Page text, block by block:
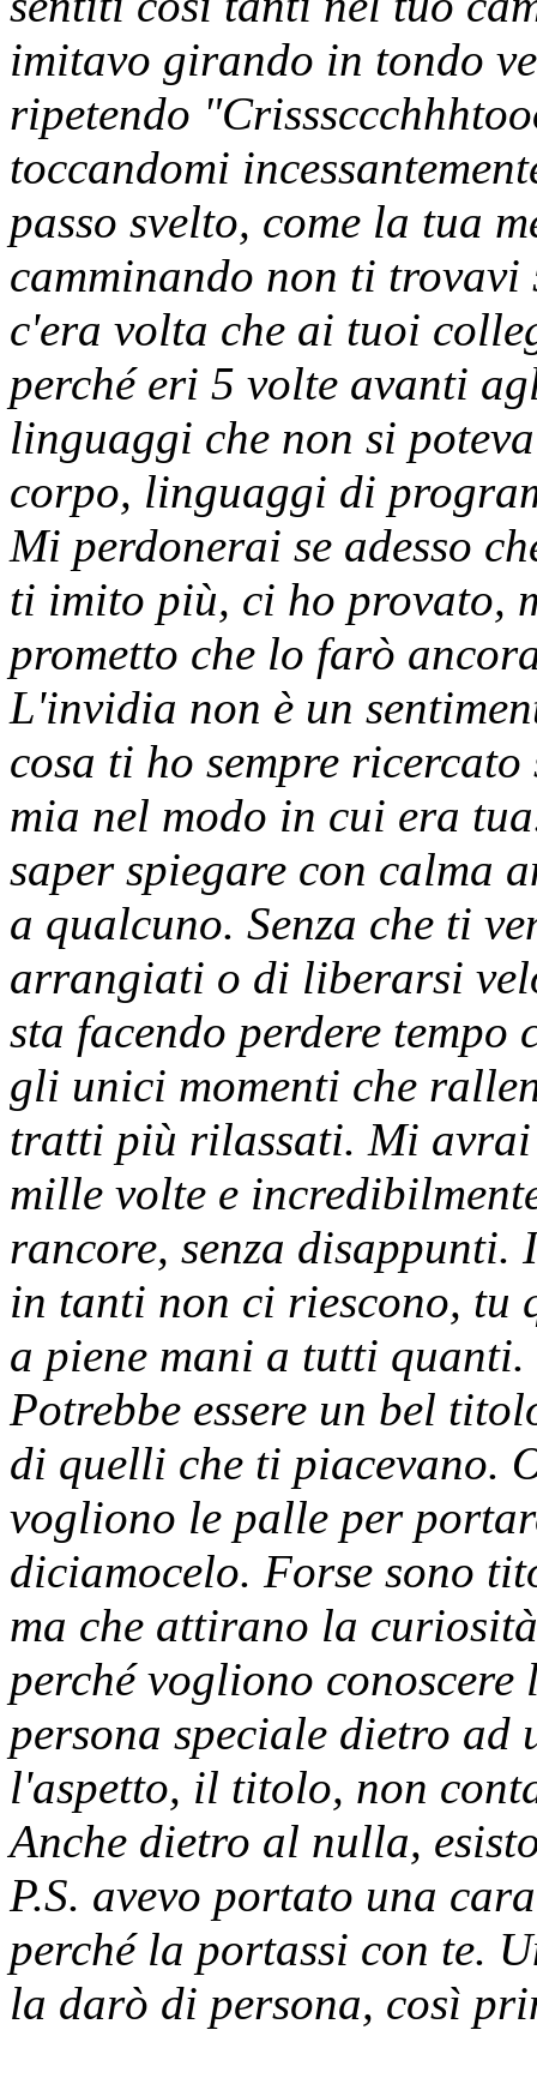
imitavo girando in tondo
ripetendo
toccandomi
passo svelto, come la tua
camminando non ti
c'era volta che ai tuoi
perché eri 5 volte avanti
linguaggi che non si
corpo, linguaggi di
Mi perdonerai se adesso
ti imito più, ci ho provato,
prometto che lo farò
L'invidia non è un
cosa ti ho sempre
mia nel modo in cui era
saper spiegare con calma
a qualcuno. Senza che ti
arrangiati o di liberarsi
sta facendo perdere
gli unici momenti che
tratti più rilassati. Mi avrai
mille volte e
rancore, senza disappunti.
in tanti non ci riescono, tu
a piene mani a tutti
Potrebbe essere un bel
di quelli che ti piacevano.
vogliono le palle per
diciamocelo. Forse sono
ma che attirano la
perché vogliono
persona speciale dietro
l'aspetto, il titolo, non
Anche dietro al nulla,
P.S. avevo portato una
perché la portassi con te.
la darò di persona, così